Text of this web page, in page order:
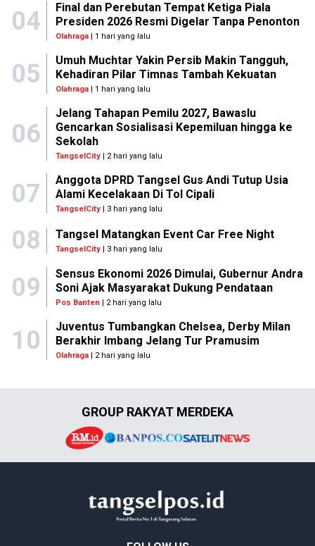
04
Final dan Perebutan Tempat Ketiga Piala
Presiden 2026 Resmi Digelar Tanpa Penonton
Olahraga| 1 hari yang lalu
05
Umuh Muchtar Yakin Persib Makin Tangguh,
Kehadiran Pilar Timnas Tambah Kekuatan
Olahraga| 1 hari yang lalu
06
Jelang Tahapan Pemilu 2027, Bawaslu
Gencarkan Sosialisasi Kepemiluan hingga ke
Sekolah
TangselCity| 2 hari yang lalu
07
Anggota DPRD Tangsel Gus Andi Tutup Usia
Alami Kecelakaan Di Tol Cipali
TangselCity| 3 hari yang lalu
08 Tangsel Matangkan Event Car Free Night
TangselCity | 3 hari yang lalu
09
Sensus Ekonomi 2026 Dimulai, Gubernur Andra
Soni Ajak Masyarakat Dukung Pendataan
Pos Banten | 2 hari yang lalu
10
Juventus Tumbangkan Chelsea, Derby Milan
Berakhir Imbang Jelang Tur Pramusim
Olahraga| 2 hari yang lalu
GROUP RAKYAT MERDEKA